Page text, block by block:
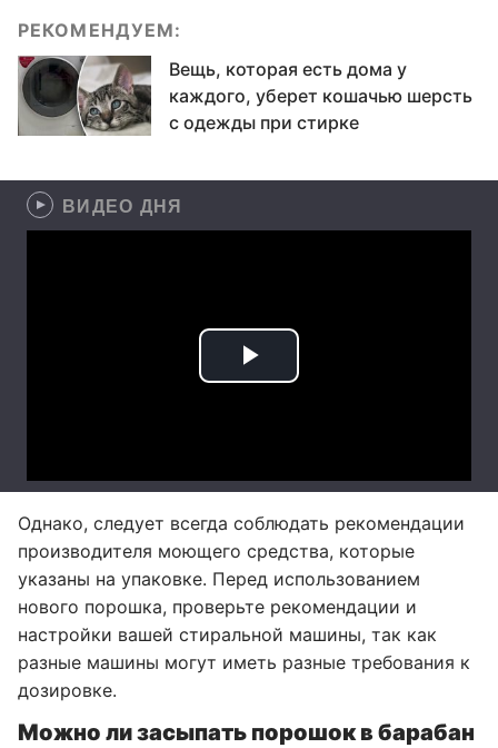
РЕКОМЕНДУЕМ:
Вещь, которая есть дома у
каждого, уберет кошачью шерсть
с одежды при стирке
ВИДЕО ДНЯ
Однако, следует всегда соблюдать рекомендации
производителя моющего средства, которые
указаны на упаковке. Перед использованием
нового порошка, проверьте рекомендации и
настройки вашей стиральной машины, так как
разные машины могут иметь разные требования к
дозировке.
Можно ли засыпать порошок в барабан